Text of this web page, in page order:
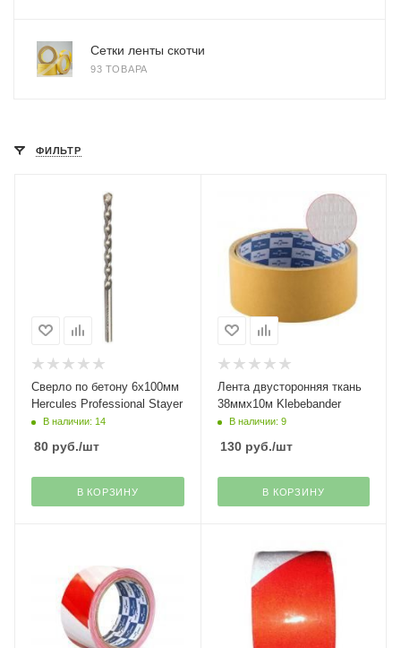
Сетки ленты скотчи
93 ТОВАРА
ФИЛЬТР
Сверло по бетону 6х100мм
Hercules Professional Stayer
В наличии: 14
80 руб./шт
В КОРЗИНУ
Лента двусторонняя ткань
38ммх10м Klebebander
В наличии: 9
130руб./шт
В КОРЗИНУ